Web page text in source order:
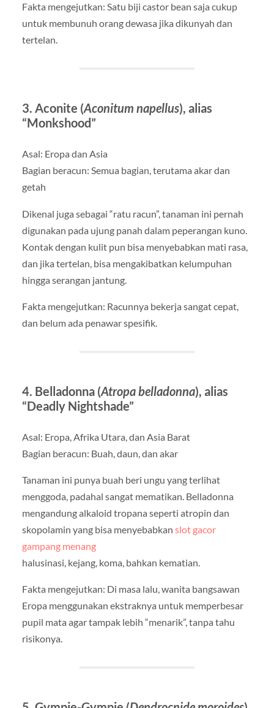
Fakta mengejutkan: Satu biji castor bean saja cukup
untuk membunuh orang dewasa jika dikunyah dan
tertelan.
3. Aconite (Aconitum napellus), alias
“Monkshood”
Asal: Eropa dan Asia
Bagian beracun: Semua bagian, terutama akar dan
getah
Dikenal juga sebagai “ratu racun”, tanaman ini pernah
digunakan pada ujung panah dalam peperangan kuno.
Kontak dengan kulit pun bisa menyebabkan mati rasa,
dan jika tertelan, bisa mengakibatkan kelumpuhan
hingga serangan jantung.
Fakta mengejutkan: Racunnya bekerja sangat cepat,
dan belum ada penawar spesifik.
4. Belladonna (Atropa belladonna), alias
“Deadly Nightshade”
Asal: Eropa, Afrika Utara, dan Asia Barat
Bagian beracun: Buah, daun, dan akar
Tanaman ini punya buah beri ungu yang terlihat
menggoda, padahal sangat mematikan. Belladonna
mengandung alkaloid tropana seperti atropin dan
skopolamin yang bisa menyebabkan slot gacor
gampang menang
halusinasi, kejang, koma, bahkan kematian.
Fakta mengejutkan: Di masa lalu, wanita bangsawan
Eropa menggunakan ekstraknya untuk memperbesar
pupil mata agar tampak lebih “menarik”, tanpa tahu
risikonya.